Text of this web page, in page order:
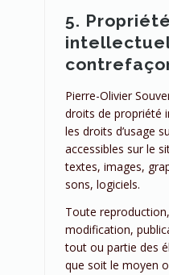
5. Propriété
Pierre-Olivier
droits de propriété
les droits d’usage
accessibles sur le
textes, images,
sons, logiciels.
Toute
modification,
tout ou partie des
que soit le moyen